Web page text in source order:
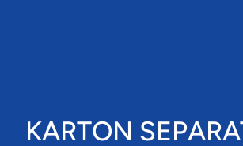
KARTON